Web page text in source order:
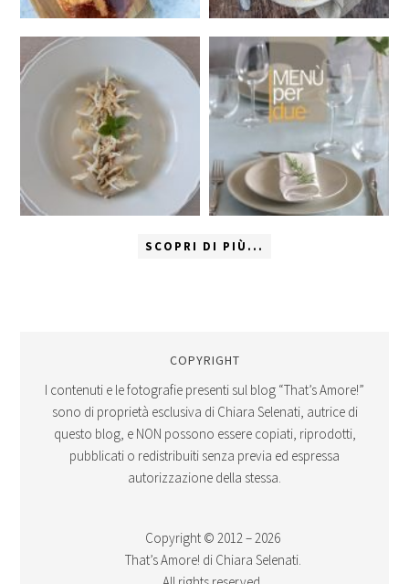
SCOPRI DI PIÙ...
COPYRIGHT
I contenuti e le fotografie presenti sul blog “That’s Amore!”
sono di proprietà esclusiva di Chiara Selenati, autrice di
questo blog, e NON possono essere copiati, riprodotti,
pubblicati o redistribuiti senza previa ed espressa
autorizzazione della stessa.
Copyright © 2012 – 2026
That’s Amore! di Chiara Selenati.